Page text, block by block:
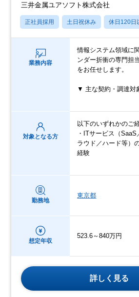
三井金属ユアソフト株式会社
正社員採用 土日祝休み 休日120日
業務内容
情報システム領域に
ンダー折衝の専門担
をお任せします。
▼ 主な契約・調達対
対象となる方
以下のいずれかのご
・ITサービス（
ラウド／ハード等）
経験
勤務地
東京都
想定年収
523.6～840万円
詳しく見る